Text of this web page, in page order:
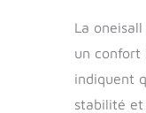
La
un confort
indiquent
stabilité et